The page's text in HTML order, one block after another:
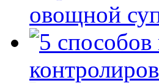
овощной